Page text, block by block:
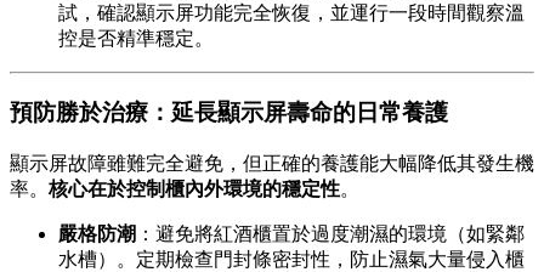
試，確認顯示屏功能完全恢復，並運行一段時間觀察溫
控是否精準穩定。
預防勝於治療：延長顯示屏壽命的日常養護
顯示屏故障雖難完全避免，但正確的養護能大幅降低其發生機
率。 核心在於控制櫃內外環境的穩定性。
嚴格防潮 ：避免將紅酒櫃置於過度潮濕的環境（如緊鄰
水槽）。定期檢查門封條密封性，防止濕氣大量侵入櫃